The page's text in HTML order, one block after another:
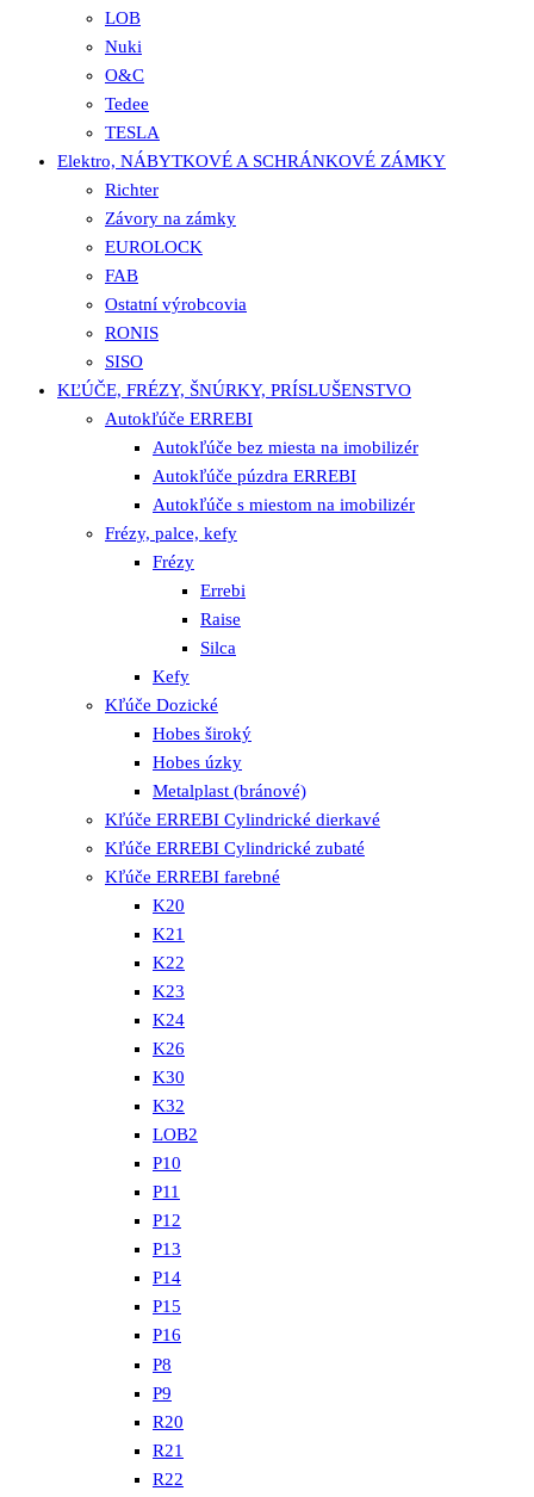
LOB
Nuki
O&C
Tedee
TESLA
Elektro, NÁBYTKOVÉ A SCHRÁNKOVÉ ZÁMKY
Richter
Závory na zámky
EUROLOCK
FAB
Ostatní výrobcovia
RONIS
SISO
KĽÚČE, FRÉZY, ŠNÚRKY, PRÍSLUŠENSTVO
Autokľúče ERREBI
Autokľúče bez miesta na imobilizér
Autokľúče púzdra ERREBI
Autokľúče s miestom na imobilizér
Frézy, palce, kefy
Frézy
Errebi
Raise
Silca
Kefy
Kľúče Dozické
Hobes široký
Hobes úzky
Metalplast (bránové)
Kľúče ERREBI Cylindrické dierkavé
Kľúče ERREBI Cylindrické zubaté
Kľúče ERREBI farebné
K20
K21
K22
K23
K24
K26
K30
K32
LOB2
P10
P11
P12
P13
P14
P15
P16
P8
P9
R20
R21
R22